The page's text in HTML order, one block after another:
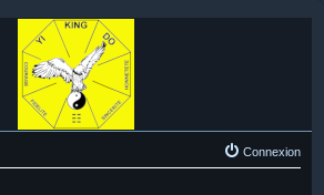
Connexion